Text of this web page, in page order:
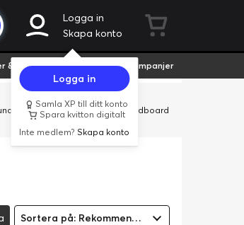
Logga in
Skapa konto
Logga in
Samla XP till ditt konto
Spara kvitton digitalt
Inte medlem?Skapa konto
& Hobby Fyndvaror Kampanjer
Butiker Företag Cardboard
Sortera på: Rekommenderad